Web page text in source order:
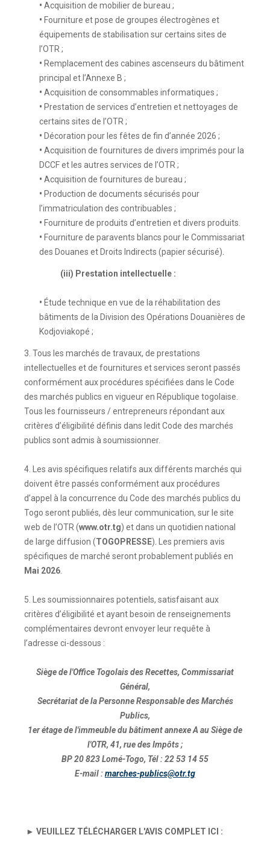
• Acquisition de mobilier de bureau ;
• Fourniture et pose de groupes électrogènes et
équipements de stabilisation sur certains sites de
l’OTR ;
• Remplacement des cabines ascenseurs du bâtiment
principal et l’Annexe B ;
• Acquisition de consommables informatiques ;
• Prestation de services d’entretien et nettoyages de
certains sites de l’OTR ;
• Décoration pour les fêtes de fin d’année 2026 ;
• Acquisition de fournitures de divers imprimés pour la
DCCF et les autres services de l’OTR ;
• Acquisition de fournitures de bureau ;
• Production de documents sécurisés pour
l’immatriculation des contribuables ;
• Fourniture de produits d’entretien et divers produits.
• Fourniture de paravents blancs pour le Commissariat
des Douanes et Droits Indirects (papier sécurisé).
(iii) Prestation intellectuelle :
• Étude technique en vue de la réhabilitation des
bâtiments de la Division des Opérations Douanières de
Kodjoviakopé ;
3. Tous les marchés de travaux, de prestations
intellectuelles et de fournitures et services seront passés
conformément aux procédures spécifiées dans le Code
des marchés publics en vigueur en République togolaise.
Tous les fournisseurs / entrepreneurs répondant aux
critères d’éligibilité définis dans ledit Code des marchés
publics sont admis à soumissionner.
4. Les avis spécifiques relatifs aux différents marchés qui
doivent être passés conformément aux procédures
d’appel à la concurrence du Code des marchés publics du
Togo seront publiés, dès leur communication, sur le site
web de l’OTR (www.otr.tg) et dans un quotidien national
de large diffusion (TOGOPRESSE). Les premiers avis
spécifiques de marché seront probablement publiés en
Mai 2026
5. Les soumissionnaires potentiels, satisfaisant aux
critères d’éligibilité et ayant besoin de renseignements
complémentaires devront envoyer leur requête à
l’adresse ci-dessous :
Siège de l'Office Togolais des Recettes, Commissariat
Général,
Secrétariat de la Personne Responsable des Marchés
Publics,
1er étage de l'immeuble du bâtiment annexe A au Siège de
l'OTR, 41, rue des Impôts ;
BP 20 823 Lomé-Togo, Tél : 22 53 14 55
E-mail :marches-publics@otr.tg
► VEUILLEZ TÉLÉCHARGER L'AVIS COMPLET ICI :